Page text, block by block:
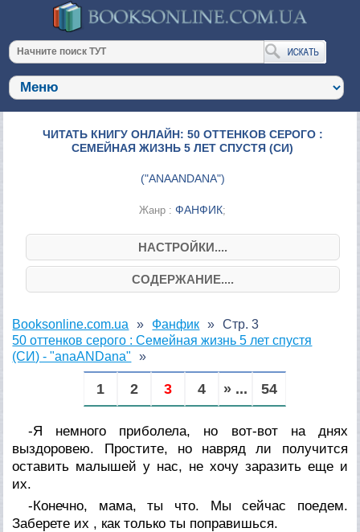
ЧИТАТЬ КНИГУ ОНЛАЙН: 50 ОТТЕНКОВ СЕРОГО :
СЕМЕЙНАЯ ЖИЗНЬ 5 ЛЕТ СПУСТЯ (СИ)
("ANAANDANA")
Жанр :ФАНФИК;
НАСТРОЙКИ....
СОДЕРЖАНИЕ....
Booksonline.com.ua
Фанфик
50 оттенков серого : Семейная жизнь 5 лет спустя
(СИ) - "anaANDana"
Стр. 3
1 2 3 4 » ... 54
-Я немного приболела, но вот-вот на днях
выздоровею. Простите, но навряд ли получится
оставить малышей у нас, не хочу заразить еще и
их.
-Конечно, мама, ты что. Мы сейчас поедем.
Заберете их , как только ты поправишься.